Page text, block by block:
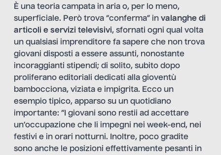
È una teoria campata in aria o, per lo meno,
superficiale. Però trova “conferma” in valanghe di
articoli e servizi televisivi, sfornati ogni qual volta
un qualsiasi imprenditore fa sapere che non trova
giovani disposti a essere assunti, nonostante
incoraggianti stipendi; di solito, subito dopo
proliferano editoriali dedicati alla gioventù
bambocciona, viziata e impigrita. Ecco un
esempio tipico, apparso su un quotidiano
importante: “I giovani sono restii ad accettare
un’occupazione che li impegni nei week-end, nei
festivi e in orari notturni. Inoltre, poco gradite
sono anche le posizioni effettivamente pesanti in